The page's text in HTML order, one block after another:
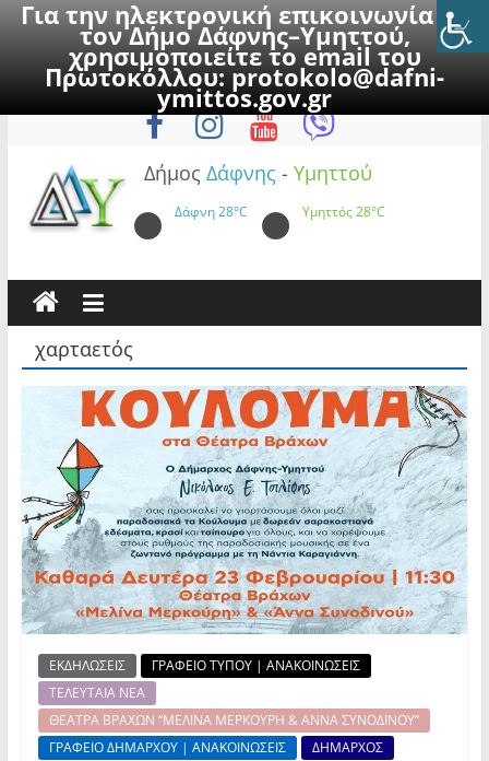
Για την ηλεκτρονική επικοινωνία με
τον Δήμο Δάφνης–Υμηττού,
χρησιμοποιείτε το email του
Πρωτοκόλλου:protokolo@dafni-
ymittos.gov.gr
to
Πέμπτη, 6 Αυγούστου 2026
Δήμος Δάφνης - Υμηττού
Δάφνη28°C Υμηττός28°C
χαρταετός
ΕΚΔΗΛΩΣΕΙΣ
ΓΡΑΦΕΙΟ ΤΥΠΟΥ | ΑΝΑΚΟΙΝΩΣΕΙΣ
ΤΕΛΕΥΤΑΙΑ ΝΕΑ
ΘΕΑΤΡΑ ΒΡΑΧΩΝ “ΜΕΛΙΝΑ ΜΕΡΚΟΥΡΗ & ΑΝΝΑ ΣΥΝΟΔΙΝΟΥ”
ΓΡΑΦΕΙΟ ΔΗΜΑΡΧΟΥ | ΑΝΑΚΟΙΝΩΣΕΙΣ
ΔΗΜΑΡΧΟΣ